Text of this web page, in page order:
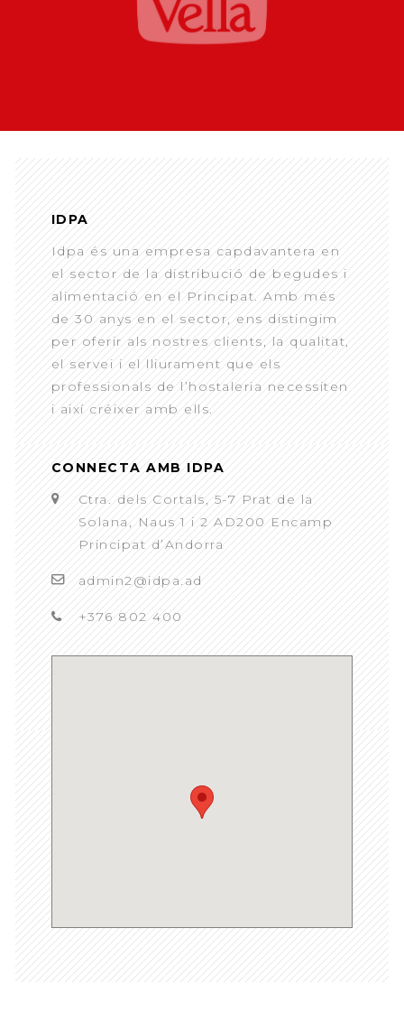
IDPA
Idpa és una empresa capdavantera en
el sector de la distribució de begudes i
alimentació en el Principat. Amb més
de 30 anys en el sector, ens distingim
per oferir als nostres clients, la qualitat,
el servei i el lliurament que els
professionals de l’hostaleria necessiten
i així créixer amb ells.
CONNECTA AMB IDPA
Ctra. dels Cortals, 5-7 Prat de la
Solana, Naus 1 i 2 AD200 Encamp
Principat d’Andorra
admin2@idpa.ad
+376 802 400